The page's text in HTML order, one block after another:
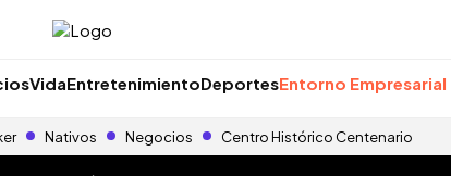
VidaEntretenimientoDeportesEntorno Empresarial
Nativos Negocios Centro Histórico Centenario